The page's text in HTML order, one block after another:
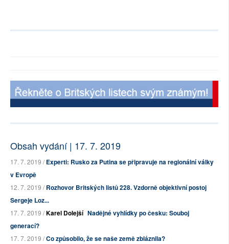
Obsah vydání | 17. 7. 2019
17. 7. 2019 /Experti: Rusko za Putina se připravuje na regionální války
v Evropě
12. 7. 2019 /Rozhovor Britských listů 228. Vzdorně objektivní postoj
Sergeje Loz...
17. 7. 2019 /Karel Dolejší Nadějné vyhlídky po česku: Souboj
generací?
17. 7. 2019 /Co způsobilo, že se naše země zbláznila?